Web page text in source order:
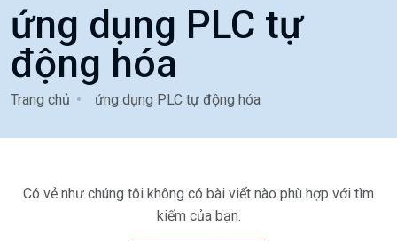
ứng dụng PLC tự
động hóa
Trang chủ ứng dụng PLC tự động hóa
Có vẻ như chúng tôi không có bài viết nào phù hợp với tìm
kiếm của bạn.